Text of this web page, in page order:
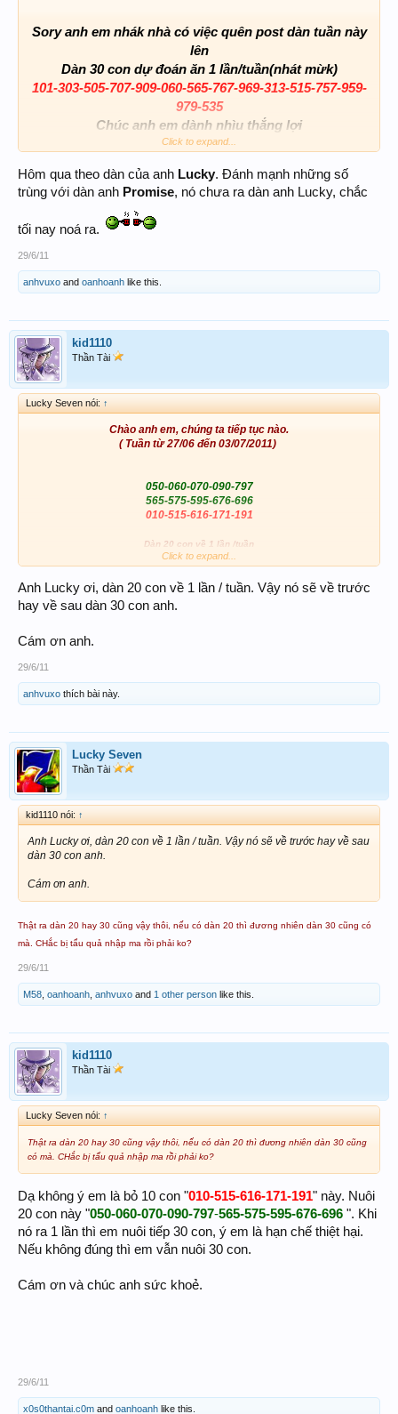
Sory anh em nhák nhà có việc quên post dàn tuần này
lên
Dàn 30 con dự đoán ăn 1 lần/tuần(nhát mừk)
101-303-505-707-909-060-565-767-969-313-515-757-959-
979-535
Chúc anh em dành nhìu thắng lợi
Win la lên cho nó xôm tụ nhak
Click to expand...
Hôm qua theo dàn của anh Lucky. Đánh mạnh những số
trùng với dàn anh Promise, nó chưa ra dàn anh Lucky, chắc
tối nay noá ra.
29/6/11
anhvuxo and oanhoanh like this.
kid1110
Thần Tài
Lucky Seven nói: ↑
Chào anh em, chúng ta tiếp tục nào.
( Tuần từ 27/06 đến 03/07/2011)
050-060-070-090-797
565-575-595-676-696
010-515-616-171-191
Dàn 20 con về 1 lần /tuần
Dàn 30 con về ít nhất 2 lần /tuần
Chúc ACE tuần mới nhiều thắng lợi
Click to expand...
Anh Lucky ơi, dàn 20 con về 1 lần / tuần. Vậy nó sẽ về trước
hay về sau dàn 30 con anh.
Cám ơn anh.
29/6/11
anhvuxo thích bài này.
Lucky Seven
Thần Tài
kid1110 nói: ↑
Anh Lucky ơi, dàn 20 con về 1 lần / tuần. Vậy nó sẽ về trước hay về sau
dàn 30 con anh.
Cám ơn anh.
Thật ra dàn 20 hay 30 cũng vậy thôi, nếu có dàn 20 thì đương nhiên dàn 30 cũng có
mà. CHắc bị tẩu quả nhập ma rồi phải ko?
29/6/11
M58 oanhoanh anhvuxo and 1 other person like this.
kid1110
Thần Tài
Lucky Seven nói: ↑
Thật ra dàn 20 hay 30 cũng vậy thôi, nếu có dàn 20 thì đương nhiên dàn 30 cũng
có mà. CHắc bị tẩu quả nhập ma rồi phải ko?
Dạ không ý em là bỏ 10 con "010-515-616-171-191" này. Nuôi
20 con này "050-060-070-090-797-565-575-595-676-696 ". Khi
nó ra 1 lần thì em nuôi tiếp 30 con, ý em là hạn chế thiệt hại.
Nếu không đúng thì em vẫn nuôi 30 con.
Cám ơn và chúc anh sức khoẻ.
29/6/11
x0s0thantai.c0m and oanhoanh like this.